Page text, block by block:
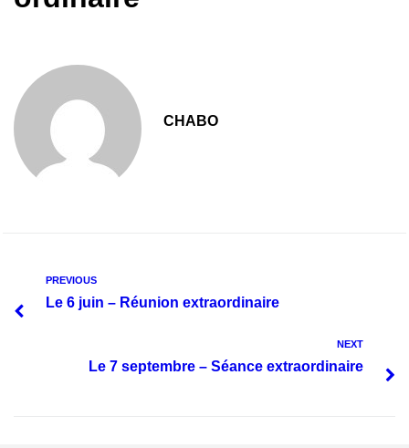
CHABO
PREVIOUS
Le 6 juin – Réunion extraordinaire
NEXT
Le 7 septembre – Séance extraordinaire